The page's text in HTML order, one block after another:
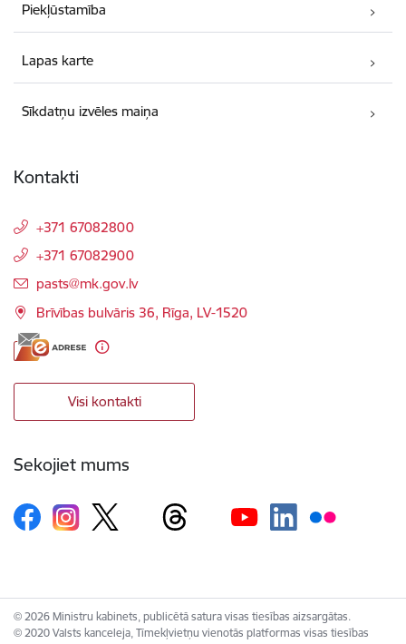
Piekļūstamība
Lapas karte
Sīkdatņu izvēles maiņa
Kontakti
+371 67082800
+371 67082900
E-pasts:
pasts@mk.gov.lv
Brīvības bulvāris 36, Rīga, LV-1520
Visi kontakti
Sekojiet mums
© 2026 Ministru kabinets, publicētā satura visas tiesības aizsargātas.
© 2020 Valsts kanceleja, Tīmekļvietņu vienotās platformas visas tiesības